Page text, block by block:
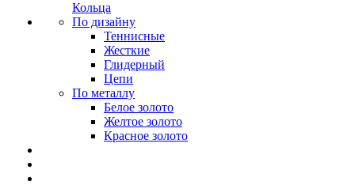
Кольца
По дизайну
Теннисные
Жесткие
Глидерный
Цепи
По металлу
Белое золото
Желтое золото
Красное золото